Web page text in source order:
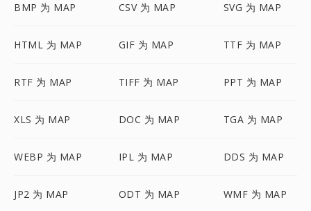
BMP 为 MAP CSV 为 MAP SVG 为 MAP
HTML 为 MAP GIF 为 MAP TTF 为 MAP
RTF 为 MAP TIFF 为 MAP PPT 为 MAP
XLS 为 MAP DOC 为 MAP TGA 为 MAP
WEBP 为 MAP IPL 为 MAP DDS 为 MAP
JP2 为 MAP ODT 为 MAP WMF 为 MAP